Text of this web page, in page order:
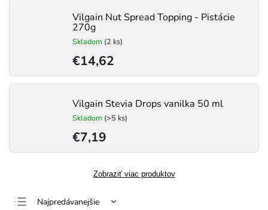
Vilgain Nut Spread Topping - Pistácie
270g
Skladom (2 ks)
€14,62
Vilgain Stevia Drops vanilka 50 ml
Skladom (>5 ks)
€7,19
Zobraziť viac produktov
Najpredávanejšie